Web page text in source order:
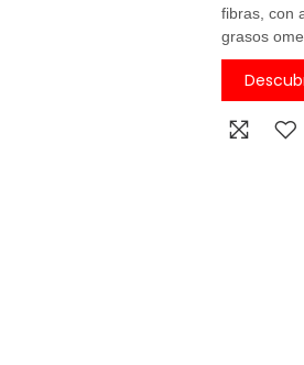
fibras, con
grasos